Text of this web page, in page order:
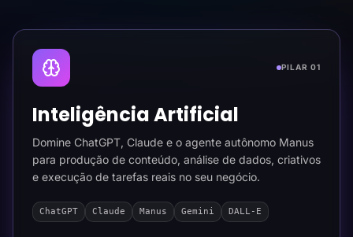
PILAR 01
Inteligência Artificial
Domine ChatGPT, Claude e o agente autônomo Manus
para produção de conteúdo, análise de dados, criativos
e execução de tarefas reais no seu negócio.
ChatGPT Claude Manus Gemini DALL-E